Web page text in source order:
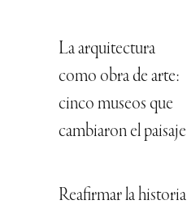
La arquitectura
como obra de arte:
cinco museos que
cambiaron el paisaje
Reafirmar la historia